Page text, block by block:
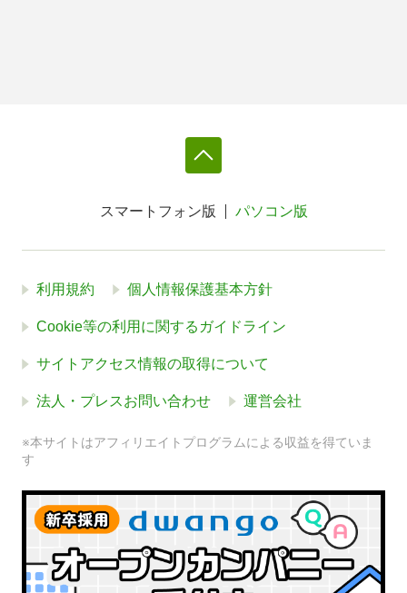
スマートフォン版 パソコン版
利用規約 個人情報保護基本方針
Cookie等の利用に関するガイドライン
サイトアクセス情報の取得について
法人・プレスお問い合わせ 運営会社
※本サイトはアフィリエイトプログラムによる収益を得ていま
す